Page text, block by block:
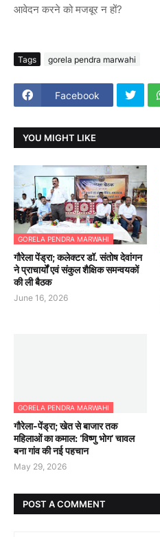
आवेदन करने को मजबूर न हों?
Tags gorela pendra marwahi
Facebook
YOU MIGHT LIKE
GORELA PENDRA MARWAHI
गौरेला पेंड्रा; कलेक्टर डॉ. संतोष देवांगन
ने प्राचार्यों एवं संकुल शैक्षिक समन्वयकों
की ली बैठक
June 16, 2026
GORELA PENDRA MARWAHI
गौरेला-पेंड्रा; खेत से बाजार तक
महिलाओं का कमाल: ‘विष्णु भोग’ चावल
बना गांव की नई पहचान
May 29, 2026
POST A COMMENT